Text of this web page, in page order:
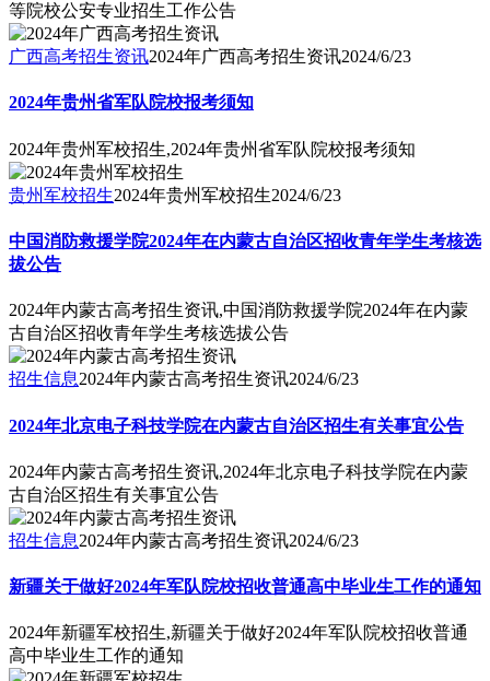
等院校公安专业招生工作公告
广西高考招生资讯2024年广西高考招生资讯2024/6/23
2024年贵州省军队院校报考须知
2024年贵州军校招生,2024年贵州省军队院校报考须知
贵州军校招生2024年贵州军校招生2024/6/23
中国消防救援学院2024年在内蒙古自治区招收青年学生考核选
拔公告
2024年内蒙古高考招生资讯,中国消防救援学院2024年在内蒙
古自治区招收青年学生考核选拔公告
招生信息2024年内蒙古高考招生资讯2024/6/23
2024年北京电子科技学院在内蒙古自治区招生有关事宜公告
2024年内蒙古高考招生资讯,2024年北京电子科技学院在内蒙
古自治区招生有关事宜公告
招生信息2024年内蒙古高考招生资讯2024/6/23
新疆关于做好2024年军队院校招收普通高中毕业生工作的通知
2024年新疆军校招生,新疆关于做好2024年军队院校招收普通
高中毕业生工作的通知